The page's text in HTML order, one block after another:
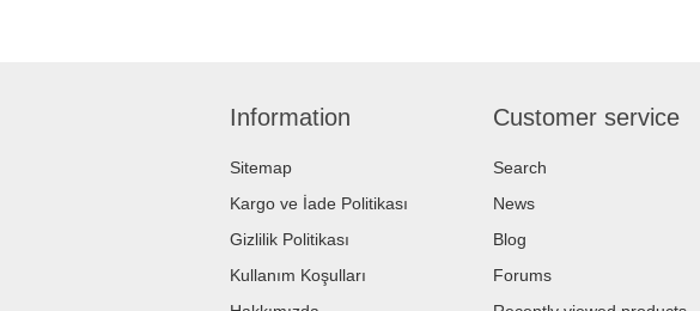
Information
Sitemap
Kargo ve İade Politikası
Gizlilik Politikası
Kullanım Koşulları
Customer service
Search
News
Blog
Forums